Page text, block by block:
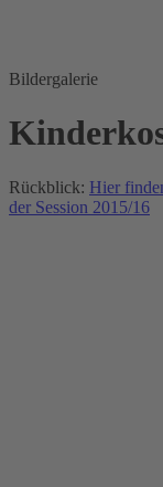
Bildergalerie
Rückblick: Hier
der Session 2015/16